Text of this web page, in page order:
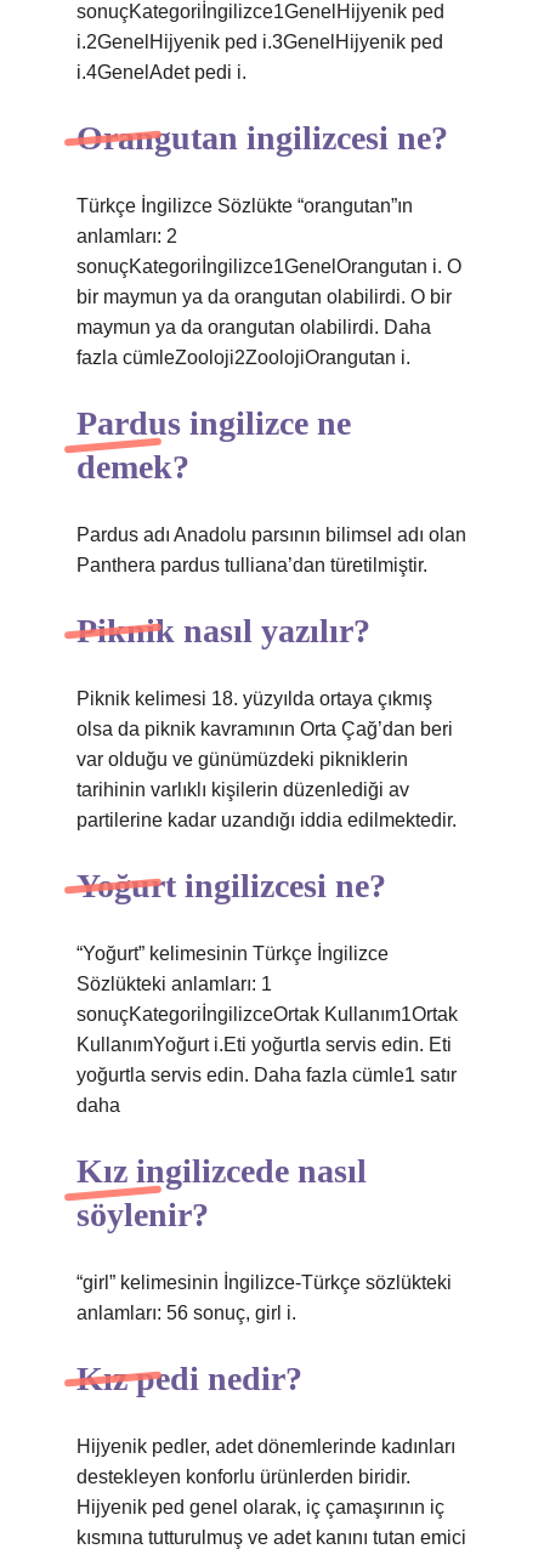
sonuçKategoriİngilizce1GenelHijyenik ped
i.2GenelHijyenik ped i.3GenelHijyenik ped
i.4GenelAdet pedi i.
Orangutan ingilizcesi ne?
Türkçe İngilizce Sözlükte “orangutan”ın
anlamları: 2
sonuçKategoriİngilizce1GenelOrangutan i. O
bir maymun ya da orangutan olabilirdi. O bir
maymun ya da orangutan olabilirdi. Daha
fazla cümleZooloji2ZoolojiOrangutan i.
Pardus ingilizce ne
demek?
Pardus adı Anadolu parsının bilimsel adı olan
Panthera pardus tulliana’dan türetilmiştir.
Piknik nasıl yazılır?
Piknik kelimesi 18. yüzyılda ortaya çıkmış
olsa da piknik kavramının Orta Çağ’dan beri
var olduğu ve günümüzdeki pikniklerin
tarihinin varlıklı kişilerin düzenlediği av
partilerine kadar uzandığı iddia edilmektedir.
Yoğurt ingilizcesi ne?
“Yoğurt” kelimesinin Türkçe İngilizce
Sözlükteki anlamları: 1
sonuçKategoriİngilizceOrtak Kullanım1Ortak
KullanımYoğurt i.Eti yoğurtla servis edin. Eti
yoğurtla servis edin. Daha fazla cümle1 satır
daha
Kız ingilizcede nasıl
söylenir?
“girl” kelimesinin İngilizce-Türkçe sözlükteki
anlamları: 56 sonuç, girl i.
Kız pedi nedir?
Hijyenik pedler, adet dönemlerinde kadınları
destekleyen konforlu ürünlerden biridir.
Hijyenik ped genel olarak, iç çamaşırının iç
kısmına tutturulmuş ve adet kanını tutan emici